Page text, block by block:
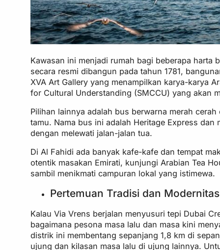
Kawasan ini menjadi rumah bagi beberapa harta
secara resmi dibangun pada tahun 1781,
XVA Art Gallery yang menampilkan karya-karya
for Cultural Understanding (SMCCU) yang akan
Pilihan lainnya adalah bus berwarna merah cerah
tamu. Nama bus ini adalah Heritage Express
dengan melewati jalan-jalan tua.
Di Al Fahidi ada banyak kafe-kafe dan tempat
otentik masakan Emirati, kunjungi Arabian Tea
sambil menikmati campuran lokal yang istimewa.
Pertemuan Tradisi dan
Kalau Via Vrens berjalan menyusuri tepi Dubai
bagaimana pesona masa lalu dan masa kini
distrik ini membentang sepanjang 1,8 km di
ujung dan kilasan masa lalu di ujung lainnya.